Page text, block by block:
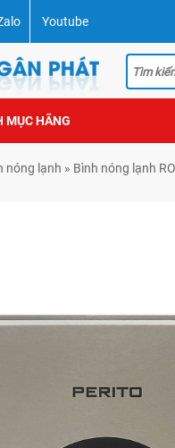
Youtube
MỤC HÃNG
nóng lạnh » Bình nóng lạnh